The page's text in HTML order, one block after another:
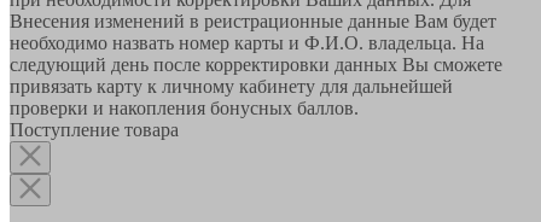
Внесения изменений в реистрационные данные Вам будет
необходимо назвать номер карты и Ф.И.О. владельца. На
следующий день после корректировки данных Вы сможете
привязать карту к личному кабинету для дальнейшей
проверки и накопления бонусных баллов.
Поступление товара